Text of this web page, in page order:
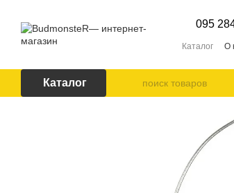
095
Каталог О
Каталог